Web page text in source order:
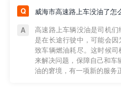
威海市高速路上车没油了怎
高速路上车辆没油是司机
是在长途行驶中，可能会
致车辆燃油耗尽。这时候
来解决问题，保障自己和车
油的窘境，有一项新的服务